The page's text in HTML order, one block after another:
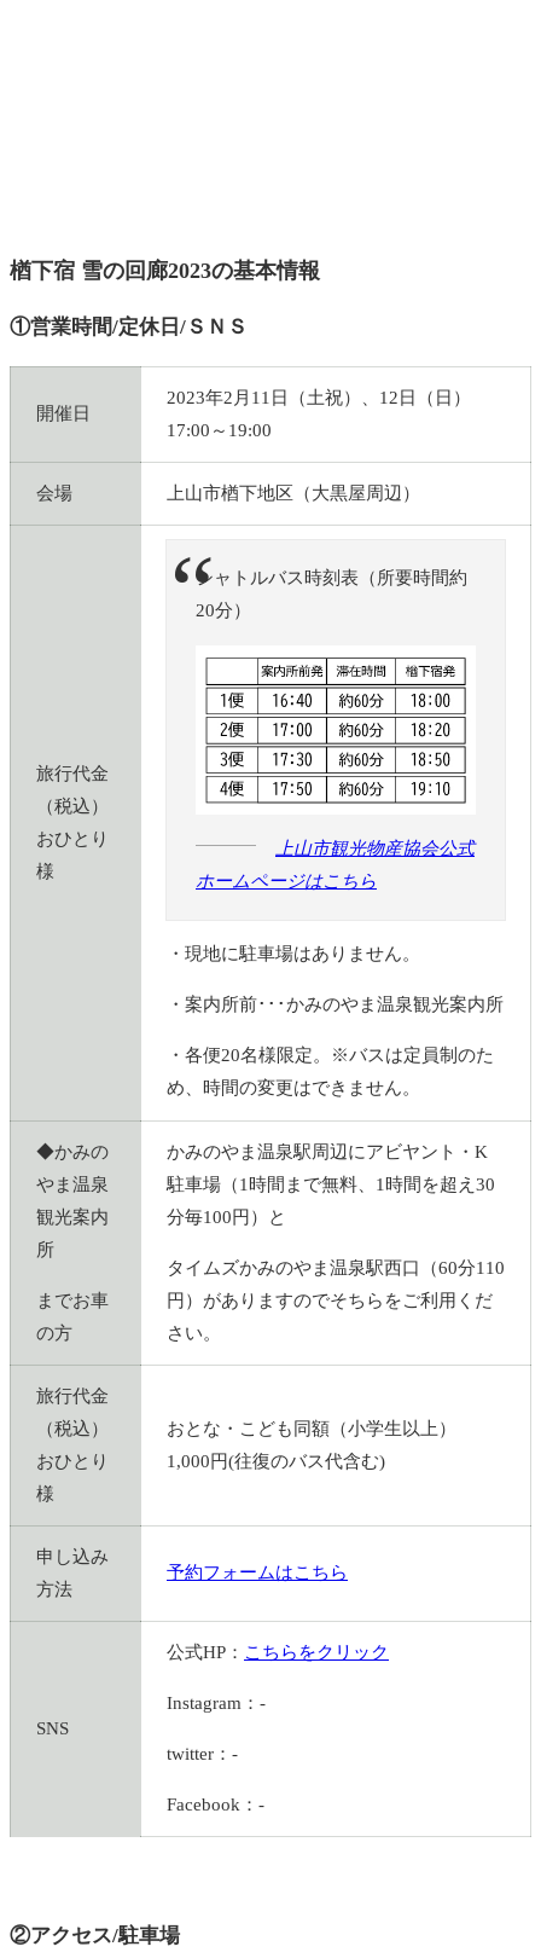
楢下宿 雪の回廊2023の基本情報
①営業時間/定休日/ＳＮＳ
開催日
2023年2月11日（土祝）、12日（日）
17:00～19:00
会場 上山市楢下地区（大黒屋周辺）
旅行代金
（税込）
おひとり
様
シャトルバス時刻表（所要時間約
20分）
上山市観光物産協会公式
ホームページはこちら
・現地に駐車場はありません。
・ 案内所前･･･かみのやま温泉観光案内所
・ 各便20名様限定。※バスは定員制のた
め、時間の変更はできません。
◆かみの
やま温泉
観光案内
所
までお車
の方
かみのやま温泉駅周辺にアビヤント・K
駐車場（1時間まで無料、1時間を超え30
分毎100円）と
タイムズかみのやま温泉駅西口（60分110
円）がありますのでそちらをご利用くだ
さい。
旅行代金
（税込）
おひとり
様
おとな・こども同額（小学生以上）
1,000円(往復のバス代含む)
申し込み
方法
予約フォームはこちら
SNS
公式HP： こちらをクリック
Instagram：-
twitter：-
Facebook：-
②アクセス/駐車場